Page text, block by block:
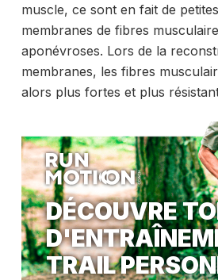
muscle, ce sont en fait de
membranes de fibres
aponévroses. Lors de la
membranes, les fibres
alors plus fortes et plus
DÉCOUVRE
TRAIL